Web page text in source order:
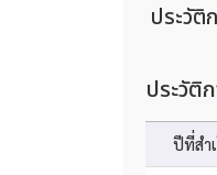
ประวัติ
ประวัติ
ปีที่สำ